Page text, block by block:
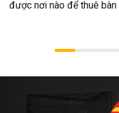
được nơi nào để thuê bàn